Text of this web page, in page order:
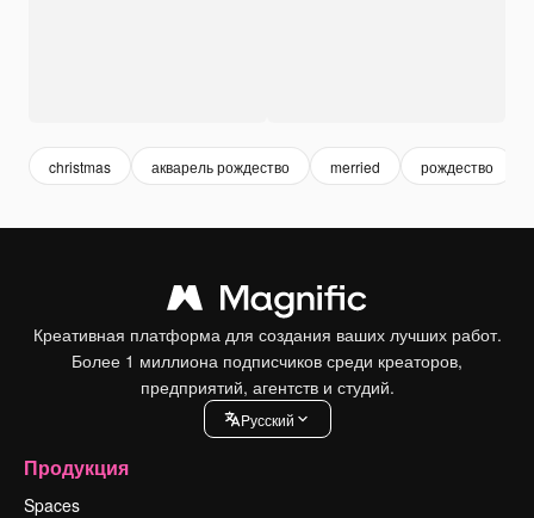
christmas акварель рождество merried рождество
Креативная платформа для создания ваших лучших работ.
Более 1 миллиона подписчиков среди креаторов,
предприятий, агентств и студий.
Pусский
Продукция
Spaces